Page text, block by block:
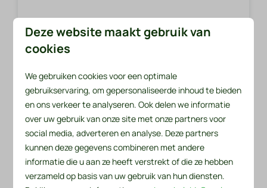
Deze website maakt gebruik van
cookies
We gebruiken cookies voor een optimale
gebruikservaring, om gepersonaliseerde inhoud te bieden
en ons verkeer te analyseren. Ook delen we informatie
over uw gebruik van onze site met onze partners voor
social media, adverteren en analyse. Deze partners
kunnen deze gegevens combineren met andere
informatie die u aan ze heeft verstrekt of die ze hebben
verzameld op basis van uw gebruik van hun diensten.